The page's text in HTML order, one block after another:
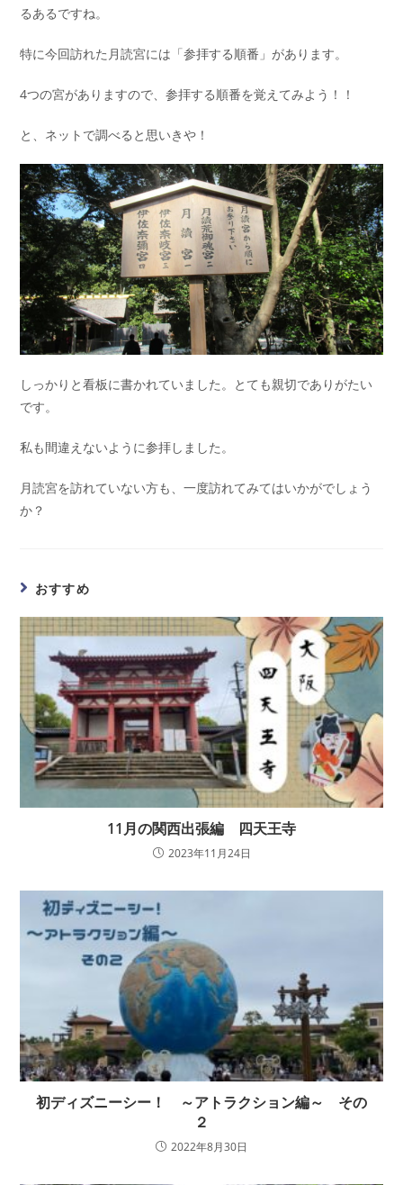
るあるですね。
特に今回訪れた月読宮には「参拝する順番」があります。
4つの宮がありますので、参拝する順番を覚えてみよう！！
と、ネットで調べると思いきや！
しっかりと看板に書かれていました。とても親切でありがたい
です。
私も間違えないように参拝しました。
月読宮を訪れていない方も、一度訪れてみてはいかがでしょう
か？
おすすめ
11月の関西出張編 四天王寺
2023年11月24日
初ディズニーシー！ ～アトラクション編～ その
２
2022年8月30日